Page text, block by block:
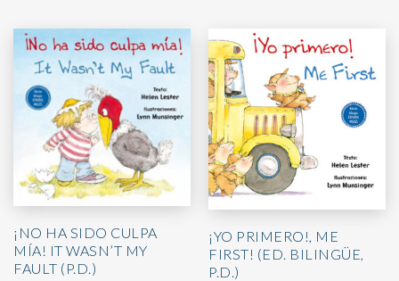
¡NO HA SIDO CULPA
MÍA! IT WASN’T MY
FAULT (P.D.)
¡YO PRIMERO!, ME
FIRST! (ED. BILINGÜE,
P.D.)